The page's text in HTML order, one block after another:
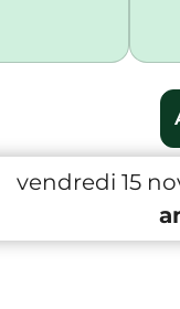
vendredi 15